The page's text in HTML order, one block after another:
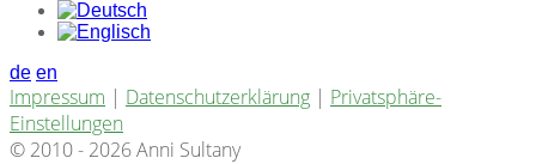
de en
Impressum | Datenschutzerklärung | Privatsphäre-
Einstellungen
© 2010 - 2026 Anni Sultany